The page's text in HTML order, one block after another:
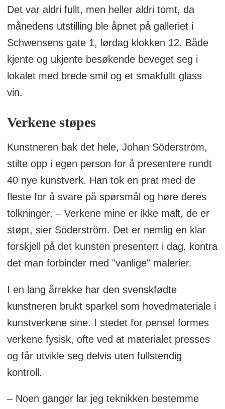
Det var aldri fullt, men heller aldri tomt, da
månedens utstilling ble åpnet på galleriet i
Schwensens gate 1, lørdag klokken 12. Både
kjente og ukjente besøkende beveget seg i
lokalet med brede smil og et smakfullt glass
vin.
Verkene støpes
Kunstneren bak det hele, Johan Söderström,
stilte opp i egen person for å presentere rundt
40 nye kunstverk. Han tok en prat med de
fleste for å svare på spørsmål og høre deres
tolkninger. – Verkene mine er ikke malt, de er
støpt, sier Söderström. Det er nemlig en klar
forskjell på det kunsten presentert i dag, kontra
det man forbinder med "vanlige" malerier.
I en lang årrekke har den svenskfødte
kunstneren brukt sparkel som hovedmateriale i
kunstverkene sine. I stedet for pensel formes
verkene fysisk, ofte ved at materialet presses
og får utvikle seg delvis uten fullstendig
kontroll.
– Noen ganger lar jeg teknikken bestemme